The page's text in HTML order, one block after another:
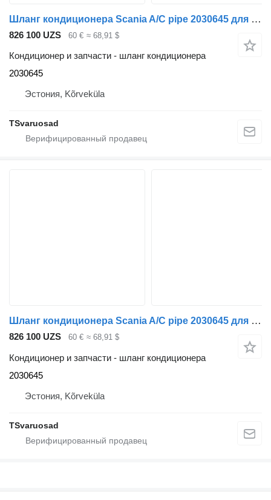
Шланг кондиционера Scania A/C pipe 2030645 для тягача Scania G440
826 100 UZS 60 € ≈ 68,91 $
Кондиционер и запчасти - шланг кондиционера
2030645
Эстония, Kõrveküla
TSvaruosad
Шланг кондиционера Scania A/C pipe 2030645 для тягача Scania G400
826 100 UZS 60 € ≈ 68,91 $
Кондиционер и запчасти - шланг кондиционера
2030645
Эстония, Kõrveküla
TSvaruosad